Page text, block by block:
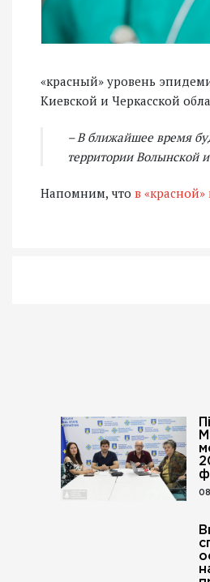
«красный» уровень
Киевской и Черкасской
– В ближайшее время
территории Волынской
Напомним, что в